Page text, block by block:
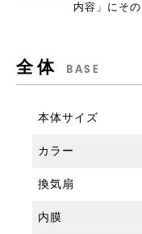
内容」にそ
全体 BASE
本体サイズ
カラー
換気扇
内膜